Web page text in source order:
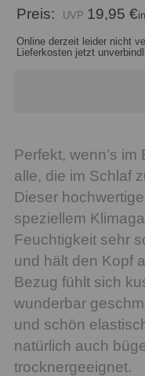
Preis: 19,95 €
Online derzeit leider nicht
Lieferkosten jetzt
Perfekt, wenn’s
alle, die im Schlaf
Dieser
speziellem
Feuchtigkeit sehr
und hält den Kopf
Bezug fühlt sich
wunderbar
und schön
natürlich auch
trocknergeeignet.